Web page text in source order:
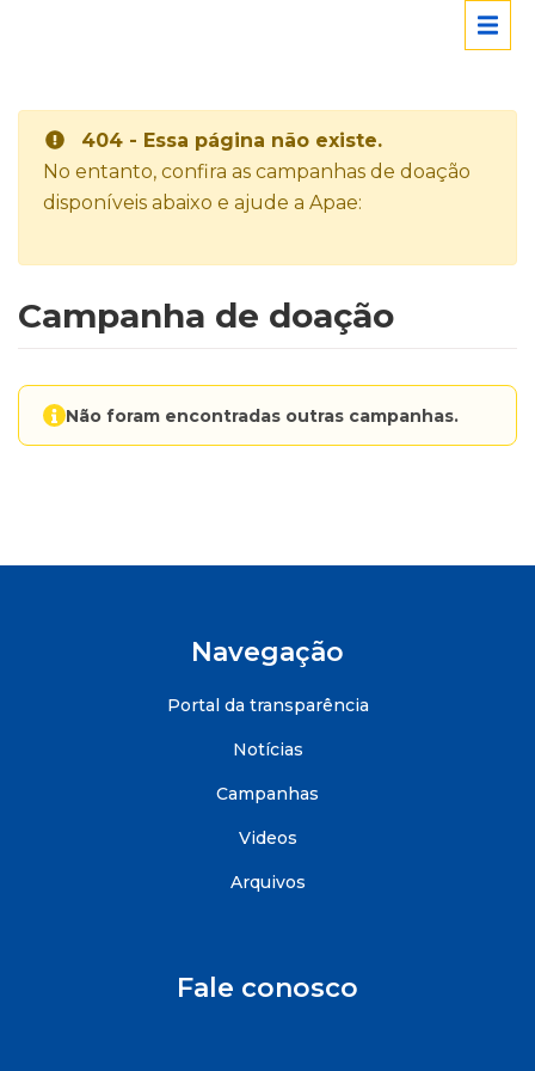
404 - Essa página não existe.
No entanto, confira as campanhas de doação
disponíveis abaixo e ajude a Apae:
Campanha de doação
Não foram encontradas outras campanhas.
Navegação
Portal da transparência
Notícias
Campanhas
Videos
Arquivos
Fale conosco